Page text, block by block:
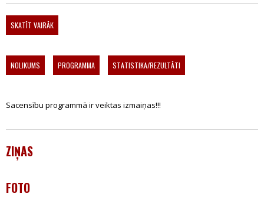
SKATĪT VAIRĀK
NOLIKUMS PROGRAMMA STATISTIKA/REZULTĀTI
Sacensību programmā ir veiktas izmaiņas!!!
ZIŅAS
FOTO